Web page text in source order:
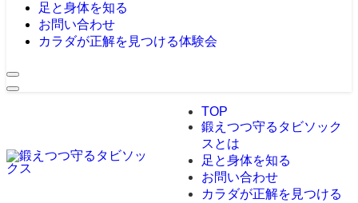
足と身体を知る
お問い合わせ
カラダが正解を見つける体験会
TOP
鍛えつつ守るタビソック
スとは
足と身体を知る
お問い合わせ
カラダが正解を見つける